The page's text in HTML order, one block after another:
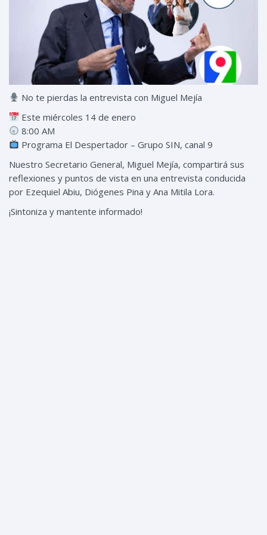
No te pierdas la entrevista con Miguel Mejía
Este miércoles 14 de enero
8:00 AM
Programa El Despertador – Grupo SIN, canal 9
Nuestro Secretario General, Miguel Mejía, compartirá sus
reflexiones y puntos de vista en una entrevista conducida
por Ezequiel Abiu, Diógenes Pina y Ana Mitila Lora.
¡Sintoniza y mantente informado!